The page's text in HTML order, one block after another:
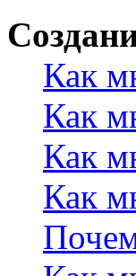
Как
Как
Как
Как